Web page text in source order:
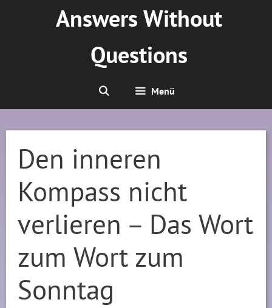
Answers Without
Questions
Menü
Den inneren
Kompass nicht
verlieren – Das Wort
zum Wort zum
Sonntag